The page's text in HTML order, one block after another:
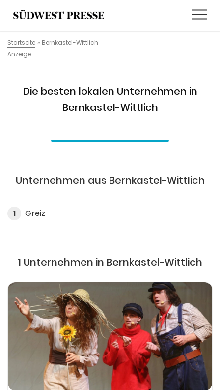
Startseite » Bernkastel-Wittlich
Anzeige
Die besten lokalen Unternehmen in
Bernkastel-Wittlich
Unternehmen aus Bernkastel-Wittlich
1 Greiz
1 Unternehmen in Bernkastel-Wittlich